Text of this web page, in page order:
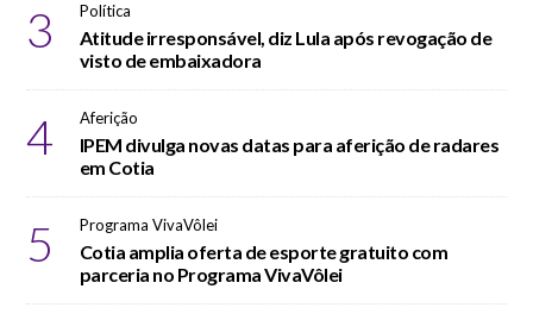
3 Política
Atitude irresponsável, diz Lula após revogação de
visto de embaixadora
4 Aferição
IPEM divulga novas datas para aferição de radares
em Cotia
5 Programa VivaVôlei
Cotia amplia oferta de esporte gratuito com
parceria no Programa VivaVôlei